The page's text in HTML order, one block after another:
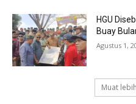
HGU
Buay
Agustus 1,
Muat